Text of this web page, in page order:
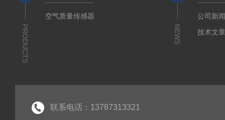
PRODUCTS
空气质量传感器
NEWS
公司新
技术文
联系电话：13787313321